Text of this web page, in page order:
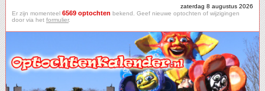
zaterdag 8 augustus 2026
Er zijn momenteel 6569 optochten bekend. Geef nieuwe optochten of wijzigingen
door via het formulier.